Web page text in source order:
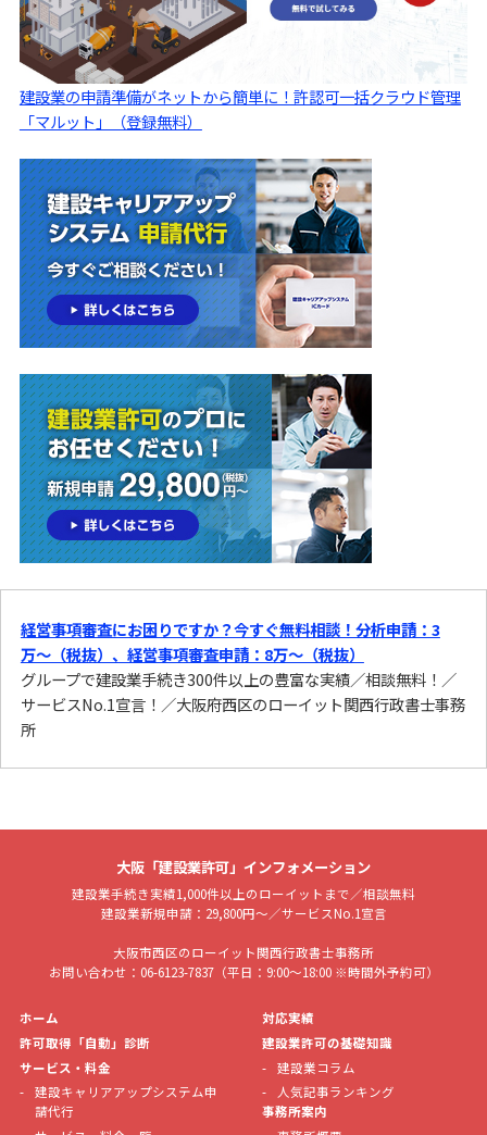
建設業の申請準備がネットから簡単に！許認可一括クラウド管理
「マルット」（登録無料）
経営事項審査にお困りですか？今すぐ無料相談！分析申請：3
万〜（税抜）、経営事項審査申請：8万〜（税抜）
グループで建設業手続き300件以上の豊富な実績／相談無料！／
サービスNo.1宣言！／大阪府西区のローイット関西行政書士事務
所
大阪「建設業許可」インフォメーション
建設業手続き実績1,000件以上のローイットまで／相談無料
建設業新規申請：29,800円～／サービスNo.1宣言
大阪市西区のローイット関西行政書士事務所
お問い合わせ：06-6123-7837（平日：9:00～18:00 ※時間外予約可）
ホーム
許可取得「自動」診断
サービス・料金
建設キャリアアップシステム申
請代行
対応実績
建設業許可の基礎知識
建設業コラム
人気記事ランキング
事務所案内